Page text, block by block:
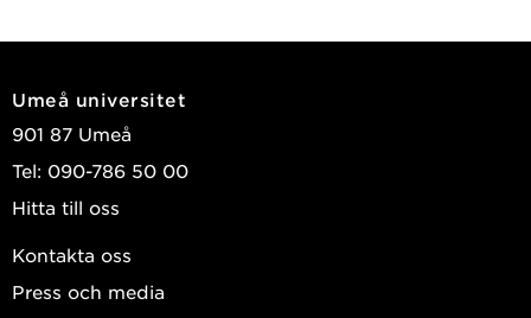
Umeå universitet
901 87 Umeå
Tel: 090-786 50 00
Hitta till oss
Kontakta oss
Press och media